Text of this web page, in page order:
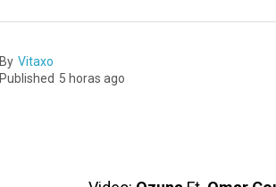
By Vitaxo
Published 5 horas ago